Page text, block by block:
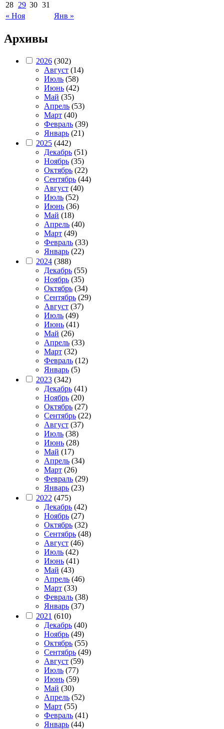
« Ноя Янв »
28 29 30 31
Архивы
2026 (302)
Август (14)
Июль (58)
Июнь (42)
Май (35)
Апрель (53)
Март (40)
Февраль (39)
Январь (21)
2025 (442)
Декабрь (51)
Ноябрь (35)
Октябрь (22)
Сентябрь (44)
Август (40)
Июль (52)
Июнь (36)
Май (18)
Апрель (40)
Март (49)
Февраль (33)
Январь (22)
2024 (388)
Декабрь (55)
Ноябрь (35)
Октябрь (34)
Сентябрь (29)
Август (37)
Июль (49)
Июнь (41)
Май (26)
Апрель (33)
Март (32)
Февраль (12)
Январь (5)
2023 (342)
Декабрь (41)
Ноябрь (20)
Октябрь (27)
Сентябрь (22)
Август (37)
Июль (38)
Июнь (28)
Май (17)
Апрель (34)
Март (26)
Февраль (29)
Январь (23)
2022 (475)
Декабрь (42)
Ноябрь (27)
Октябрь (32)
Сентябрь (48)
Август (46)
Июль (42)
Июнь (41)
Май (43)
Апрель (46)
Март (33)
Февраль (38)
Январь (37)
2021 (610)
Декабрь (40)
Ноябрь (49)
Октябрь (55)
Сентябрь (49)
Август (59)
Июль (77)
Июнь (59)
Май (30)
Апрель (52)
Март (55)
Февраль (41)
Январь (44)